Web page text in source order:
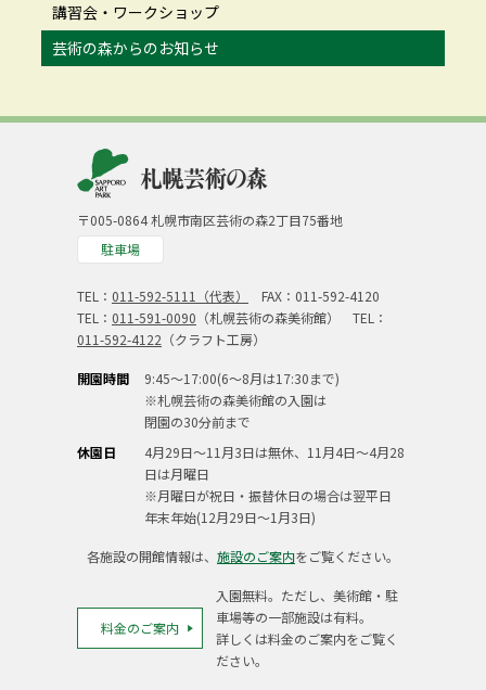
講習会・ワークショップ
芸術の森からのお知らせ
〒005-0864 札幌市南区芸術の森2丁目75番地
駐車場
TEL： 011-592-5111（代表）
FAX：011-592-4120
TEL： 011-591-0090 （札幌芸術の森美術館） TEL：
011-592-4122 （クラフト工房）
開園時間
9:45～17:00(6～8月は17:30まで)
※札幌芸術の森美術館の入園は
閉園の30分前まで
休園日
4月29日～11月3日は無休、11月4日～4月28
日は月曜日
※月曜日が祝日・振替休日の場合は翌平日
年末年始(12月29日～1月3日)
各施設の開館情報は、 施設のご案内をご覧ください。
料金のご案内
入園無料。ただし、美術館・駐
車場等の一部施設は有料。
詳しくは料金のご案内をご覧く
ださい。